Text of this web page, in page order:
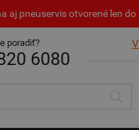
pneuservis otvorené len
poradiť?
6080